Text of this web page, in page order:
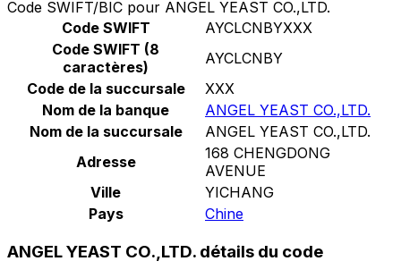
Code SWIFT/BIC pour ANGEL YEAST CO.,LTD.
Code SWIFT
AYCLCNBYXXX
Code SWIFT (8
caractères)
AYCLCNBY
Code de la succursale
XXX
Nom de la banque
ANGEL YEAST CO.,LTD.
Nom de la succursale
ANGEL YEAST CO.,LTD.
Adresse
168 CHENGDONG
AVENUE
Ville
YICHANG
Pays
Chine
ANGEL YEAST CO.,LTD. détails du code